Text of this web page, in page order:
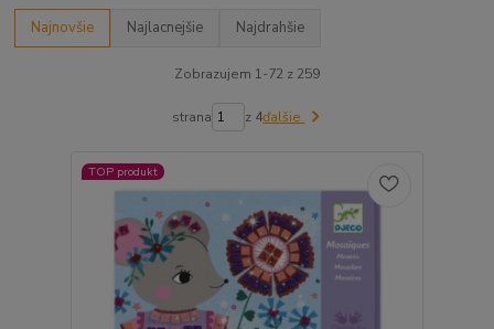
Najnovšie Najlacnejšie Najdrahšie
Zobrazujem 1-72 z 259
strana z 4ďalšie
TOP produkt